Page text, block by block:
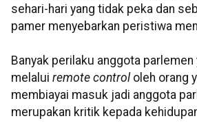
sehari-hari yang tidak peka dan
pamer menyebarkan peristiwa
Banyak perilaku anggota
melalui remote control oleh orang
membiayai masuk jadi anggota
merupakan kritik kepada